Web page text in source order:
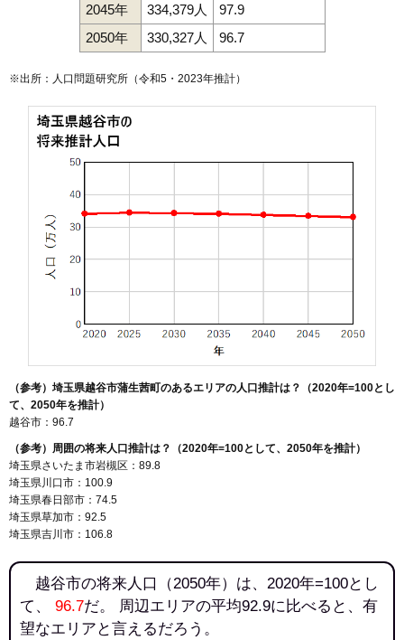
2045年
334,379人
97.9
2050年
330,327人 96.7
※出所：人口問題研究所（令和5・2023年推計）
（参考）埼玉県越谷市蒲生茜町のあるエリアの人口推計は？（2020年=100とし
て、2050年を推計）
越谷市：96.7
（参考）周囲の将来人口推計は？（2020年=100として、2050年を推計）
埼玉県さいたま市岩槻区：89.8
埼玉県川口市：100.9
埼玉県春日部市：74.5
埼玉県草加市：92.5
埼玉県吉川市：106.8
越谷市の将来人口（2050年）は、2020年=100とし
て、 96.7だ。 周辺エリアの平均92.9に比べると、有
望なエリアと言えるだろう。